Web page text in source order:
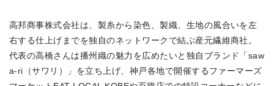
高邦商事株式会社は、製糸から染色、製織、生地の風合いを左
右する仕上げまでを独自のネットワークで結ぶ産元繊維商社。
代表の高橋さんは播州織の魅力を広めたいと独自ブランド「saw
a-ri（サワリ）」を立ち上げ、神戸各地で開催するファーマーズ